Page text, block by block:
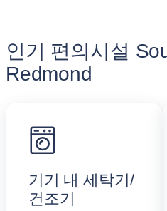
인기 편의시설
Redmond
기기 내 세탁기/
건조기